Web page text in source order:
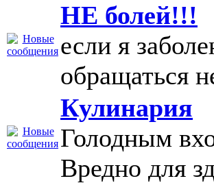
НЕ болей!!!
если я
обращаться
Кулинария
Голодным
Вредно для